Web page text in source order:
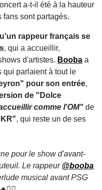
a-t-il été à la hauteur
sont partagés.
rappeur français se
, qui a accueillir,
d'artistes. Booba a
qui parlaient à tout le
pour son entrée,
de "Dolce
comme l'OM" de
, qui reste un de ses
pour le show d'avant-
Le rappeur @booba
musical avant PSG